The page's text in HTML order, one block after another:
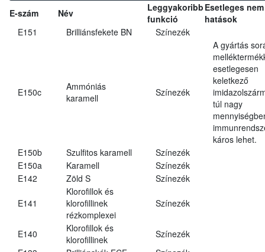
E-szám Név
Leggyakoribb
funkció
Esetleges
hatások
E151
Brilliánsfekete BN Színezék
E150c
Ammóniás
karamell
Színezék
A gyártás
esetlegesen
keletkező
túl nagy
káros lehet.
E150b
Szulfitos karamell
Színezék
E150a
Karamell
Színezék
E142
Zöld S Színezék
E141
Klorofillok és
klorofillinek
rézkomplexei
Színezék
E140
Klorofillok és
klorofillinek
Színezék